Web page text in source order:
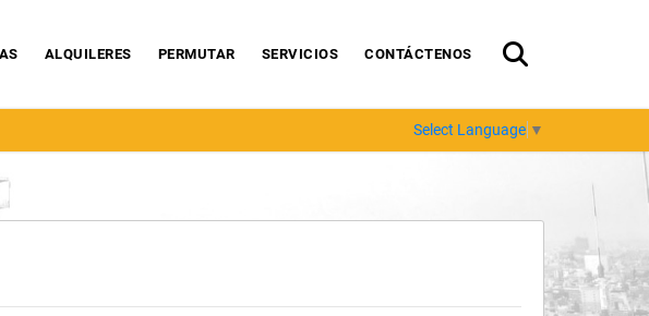
ALQUILERES PERMUTAR SERVICIOS CONTÁCTENOS
Select Language ▼